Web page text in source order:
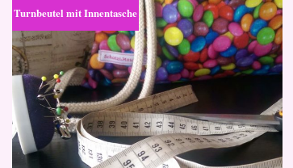
Turnbeutel mit Innentasche